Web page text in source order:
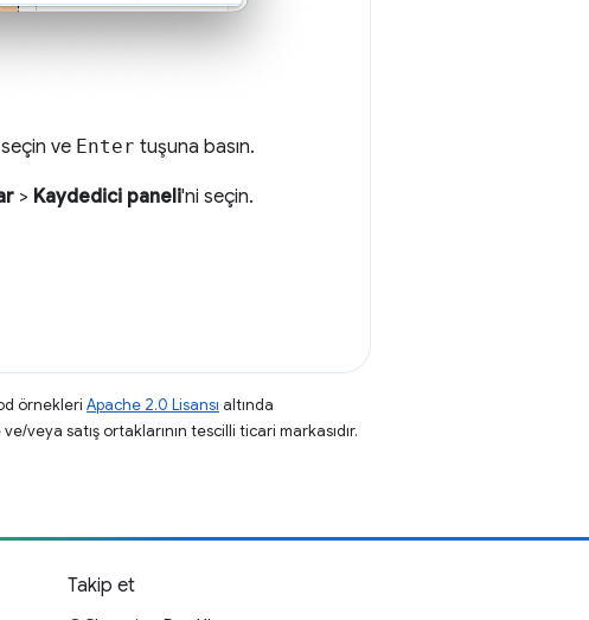
ve Enter tuşuna basın.
> Kaydedici paneli'ni seçin.
örnekleri Apache 2.0 Lisansı altında
veya satış ortaklarının tescilli ticari markasıdır.
Takip et